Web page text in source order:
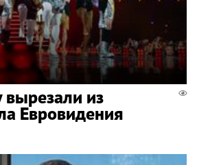
из
Евровидения